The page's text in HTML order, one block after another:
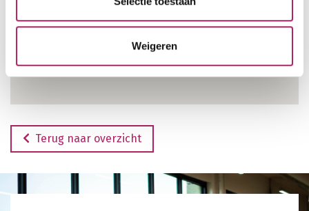
Weigeren
Terug naar overzicht